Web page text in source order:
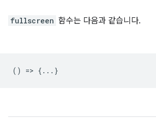
fullscreen 함수는 다음과 같습니다.
() => {...}